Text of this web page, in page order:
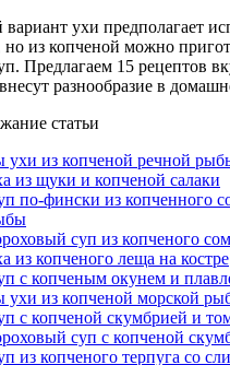
ухи предполагает
из копченой можно
Предлагаем 15 рецептов
разнообразие в
статьи
ухи из копченой речной
из щуки и копченой салаки
по-фински из копченного
суп из копченого
из копченого леща на костре
с копченым окунем и
ухи из копченой морской
с копченой скумбрией и
суп с копченой
из копченого терпуга со